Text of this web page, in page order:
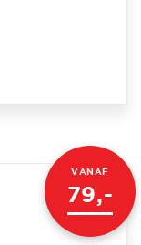
VANAF
79,-